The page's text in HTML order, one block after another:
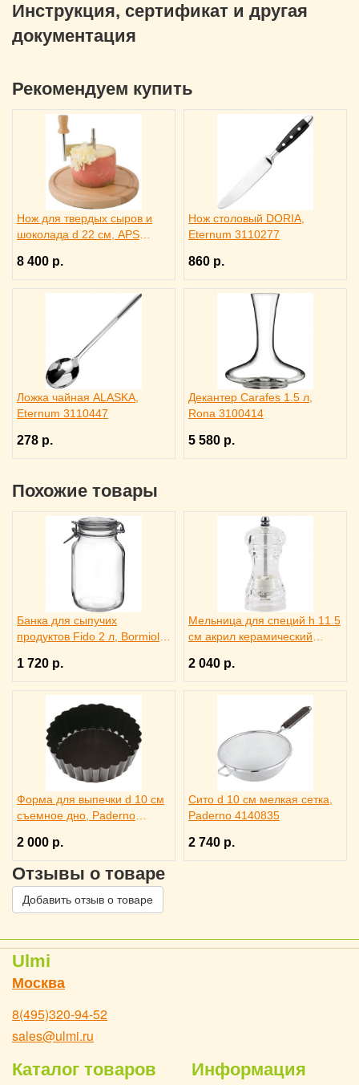
Инструкция, сертификат и другая
документация
Рекомендуем купить
Нож для твердых сыров и
шоколада d 22 см, APS
8 400 р.
Нож столовый DORIA,
Eternum 3110277
860 р.
Ложка чайная ALASKA,
Eternum 3110447
278 р.
Декантер Carafes 1.5 л,
Rona 3100414
5 580 р.
Похожие товары
Банка для сыпучих
продуктов Fido 2 л, Bormioli
1 720 р.
Мельница для специй h 11.5
см акрил керамический
2 040 р.
Форма для выпечки d 10 см
съемное дно, Paderno
2 000 р.
Сито d 10 см мелкая сетка,
Paderno 4140835
2 740 р.
Отзывы о товаре
Добавить отзыв о товаре
Ulmi
Москва
8(495)320-94-52
sales@ulmi.ru
Каталог товаров Информация